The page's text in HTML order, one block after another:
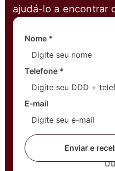
ajudá-lo a encontrar
Nome *
Telefone *
E-mail
Enviar e